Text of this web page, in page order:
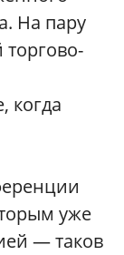
На пару
когда
уже
— таков